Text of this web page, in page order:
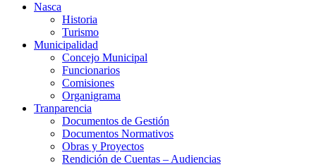
Nasca
Historia
Turismo
Municipalidad
Concejo Municipal
Funcionarios
Comisiones
Organigrama
Tranparencia
Documentos de Gestión
Documentos Normativos
Obras y Proyectos
Rendición de Cuentas – Audiencias